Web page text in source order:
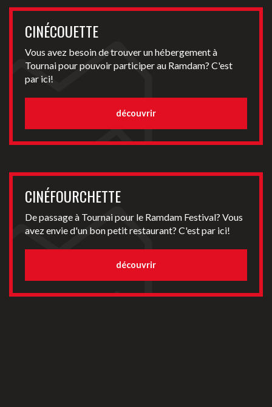
CINÉCOUETTE
Vous avez besoin de trouver un hébergement à
Tournai pour pouvoir participer au Ramdam? C'est
par ici!
découvrir
CINÉFOURCHETTE
De passage à Tournai pour le Ramdam Festival? Vous
avez envie d'un bon petit restaurant? C'est par ici!
découvrir